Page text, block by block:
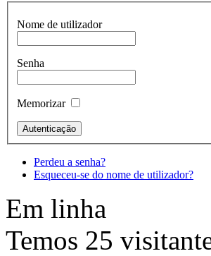
Nome de utilizador
Senha
Memorizar
Perdeu a senha?
Esqueceu-se do nome de utilizador?
Em linha
Temos 25